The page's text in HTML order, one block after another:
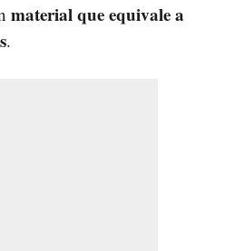
material que equivale a
.